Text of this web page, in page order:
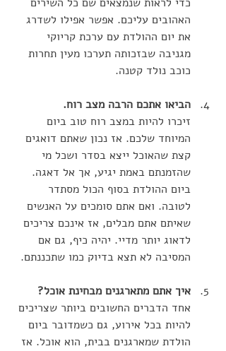
האהובים עליכם. אפשר אפילו לשדרג
את יום ההולדת עם ערכת קריוקי
מגניבה שבזכותה תערכו מעין תחרות
כוכב נולד קטנה.
הביאו אתכם הרבה מצב רוח.
זיכרו להיות במצב רוח טוב ביום
המיוחד שלכם. אז נכון שאתם דואגים
קצת שהאוכל ייצא בסדר ושכל מי
שהזמנתם באמת יגיע, אך אל דאגה.
ביום ההולדת בסוף הכול מסתדר
לטובה. ואם אתם סומכים על האנשים
שאיתם אתם מבלים, אז אינכם צריכים
לדאוג יותר מדיי. יהיה כיף, גם אם
המסיבה לא תצא בדיוק כמו שתכננתם.
איך אתם מתארגנים מבחינת אוכל?
אחד הדברים החשובים ביותר שצריכים
להיות בכל אירוע, גם כשמדובר ביום
הולדת שמארגנים בבית, הוא אוכל. אז